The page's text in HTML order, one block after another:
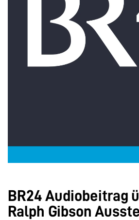
BR24 Audiobeitrag
Ralph Gibson